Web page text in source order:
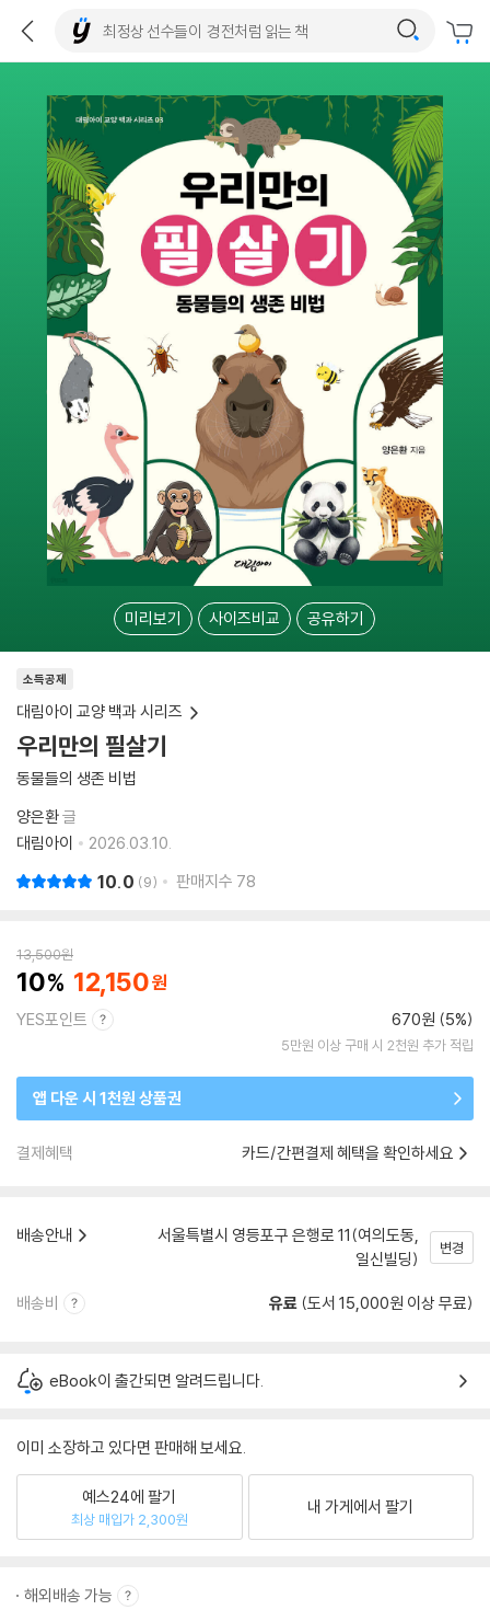
미리보기 사이즈비교 공유하기
소득공제
대림아이 교양 백과 시리즈
우리만의 필살기
동물들의 생존 비법
양은환글
대림아이
2026.03.10.
10.0 9 판매지수 78
13,500원
10 12,150
YES포인트 670원 (5%)
5만원 이상 구매 시 2천원 추가 적립
앱 다운 시 1천원 상품권
결제혜택 카드/간편결제 혜택을 확인하세요
배송안내
서울특별시 영등포구 은행로 11(여의도동,
일신빌딩)
변경
배송비 유료 (도서 15,000원 이상 무료)
eBook이 출간되면 알려드립니다.
이미 소장하고 있다면 판매해 보세요.
예스24에 팔기
최상 매입가 2,300원
내 가게에서 팔기
해외배송 가능